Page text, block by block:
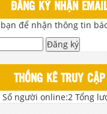
ĐĂNG KÝ NHẬN
để nhận thông tin
Đăng ký
THỐNG KÊ TRUY CẬP
Số người online:2 Tổng